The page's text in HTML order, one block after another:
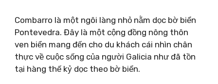
Combarro là một ngôi làng nhỏ nằm dọc bờ biển
Pontevedra. Đây là một cộng đồng nông thôn
ven biển mang đến cho du khách cái nhìn chân
thực về cuộc sống của người Galicia như đã tồn
tại hàng thế kỷ dọc theo bờ biển.